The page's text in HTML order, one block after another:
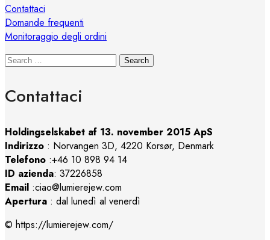
Contattaci
Domande frequenti
Monitoraggio degli ordini
Search
Contattaci
Holdingselskabet af 13. november 2015 ApS
Indirizzo : Norvangen 3D, 4220 Korsør, Denmark
Telefono :+46 10 898 94 14
ID azienda: 37226858
Email :ciao@lumierejew.com
Apertura : dal lunedì al venerdì
© https://lumierejew.com/